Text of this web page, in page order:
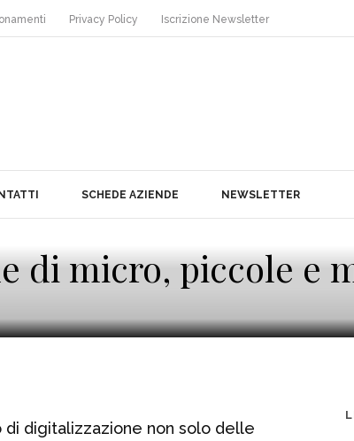
Privacy Policy Iscrizione Newsletter
SCHEDE AZIENDE NEWSLETTER
di micro, piccole e
di digitalizzazione non solo delle